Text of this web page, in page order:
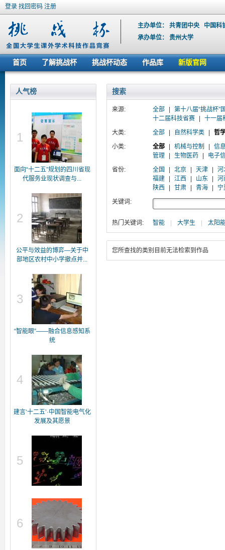
登录 找回密码 注册
主办单位：共青团中央
中国科
承办单位：贵州大学
首页 了解挑战杯 挑战杯动态 作品库 新版官网
人气榜
1
面向“十二五”规划的四川省现
代服务业现状调查与...
2
公平与效益的博弈—关于中
部地区农村中小学撤点并...
3
“智能眼”——融合信息感知系
统
4
建言‘十二五’·中国智能电气化
发展及其愿景
5
6
搜索
来源: 全部
第十八届“挑战杯”
十二届科技省赛
十一届
大类:
全部 自然科学类
哲
小类:
全部 机械与控制
信
管理
生物医药
电子
省份:
全国 北京 天津
河
福建
江西 山东
河
陕西
甘肃 青海
宁
关键词:
热门关键词: 智能 大学生 太阳
您所查找的类别目前无法检索到作品